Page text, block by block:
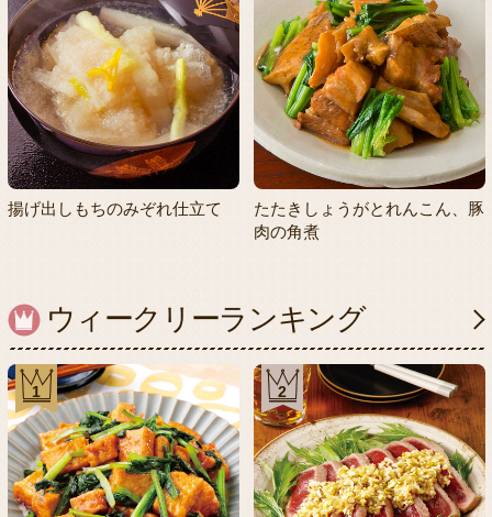
揚げ出しもちのみぞれ仕立て
たたきしょうがとれんこん、豚
肉の角煮
ウィークリーランキング
1 2